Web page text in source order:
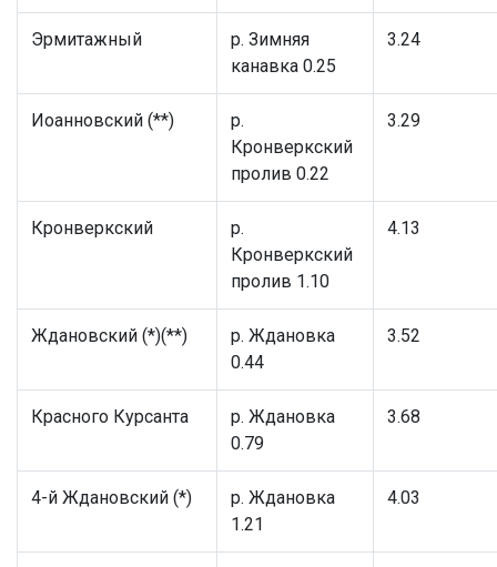
Эрмитажный
р. Зимняя
канавка 0.25
3.24
Иоанновский (**)
р.
Кронверкский
пролив 0.22
3.29
Кронверкский
р.
Кронверкский
пролив 1.10
4.13
Ждановский (*)(**)
р. Ждановка
0.44
3.52
Красного Курсанта
р. Ждановка
0.79
3.68
4-й Ждановский (*)
р. Ждановка
1.21
4.03